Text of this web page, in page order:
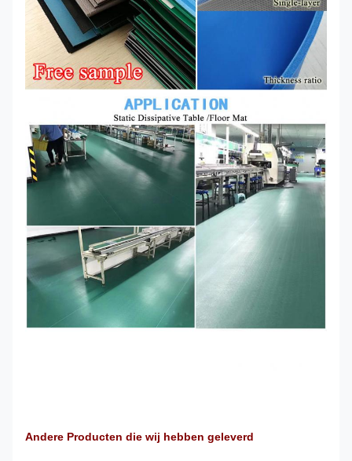
Andere Producten die wij hebben geleverd